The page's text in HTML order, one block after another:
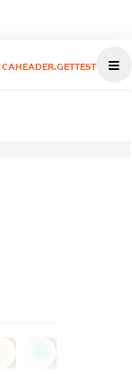
CAHEADER.GETTEST